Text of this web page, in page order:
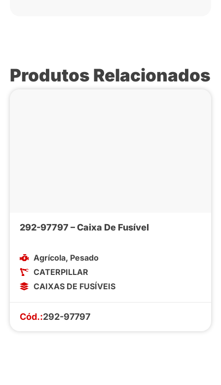
Produtos Relacionados
292-97797 – Caixa De Fusível
Agrícola, Pesado
CATERPILLAR
CAIXAS DE FUSÍVEIS
Cód.:292-97797